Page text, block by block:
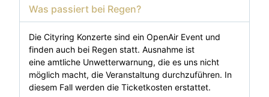
Was passiert bei Regen?
Die Cityring Konzerte sind ein OpenAir Event und
finden auch bei Regen statt. Ausnahme ist
eine amtliche Unwetterwarnung, die es uns nicht
möglich macht, die Veranstaltung durchzuführen. In
diesem Fall werden die Ticketkosten erstattet.